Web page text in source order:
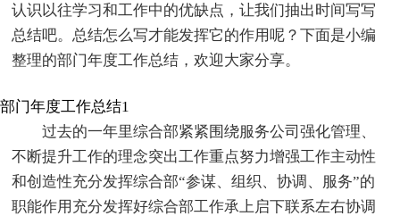
认识以往学习和工作中的优缺点，让我们抽出时间写写
总结吧。总结怎么写才能发挥它的作用呢？下面是小编
整理的部门年度工作总结，欢迎大家分享。
部门年度工作总结1
过去的一年里综合部紧紧围绕服务公司强化管理、
不断提升工作的理念突出工作重点努力增强工作主动性
和创造性充分发挥综合部“参谋、组织、协调、服务”的
职能作用充分发挥好综合部工作承上启下联系左右协调